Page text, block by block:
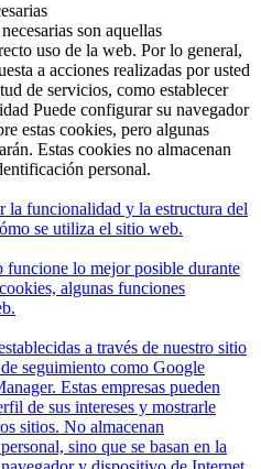
son aquellas
uso de la web. Por lo general,
a acciones realizadas por usted
de servicios, como establecer
Puede configurar su navegador
estas cookies, pero algunas
Estas cookies no almacenan
personal.
la funcionalidad y la estructura del
se utiliza el sitio web.
funcione lo mejor posible durante
algunas funciones
a través de nuestro sitio
seguimiento como Google
Estas empresas pueden
de sus intereses y mostrarle
sitios. No almacenan
sino que se basan en la